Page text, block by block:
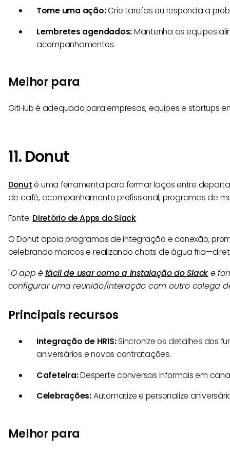
Tome uma ação:Crie tarefas ou responda a
Lembretes agendados:Mantenha as equipes
acompanhamentos.
Melhor para
GitHub é adequado para empresas, equipes e startups
11. Donut
Donuté uma ferramenta para formar laços entre
de café, acompanhamento profissional, programas de
Fonte: Diretório de Apps do Slack
O Donut apoia programas de integração e conexão,
celebrando marcos e realizando chats de água
"O app éfácil de usar como a instalação do Slack e
configurar uma reunião/interação com outro colega
Principais recursos
Integração de HRIS:Sincronize os detalhes dos
aniversários e novas contratações.
Cafeteira:Desperte conversas informais em
Celebrações:Automatize e personalize
Melhor para